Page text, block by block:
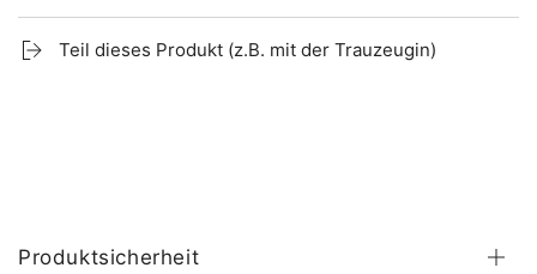
Teil dieses Produkt (z.B. mit der Trauzeugin)
Produktsicherheit